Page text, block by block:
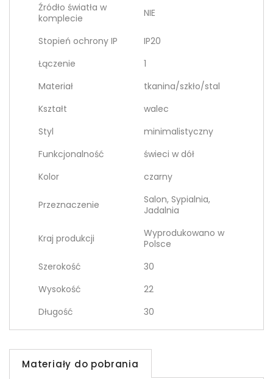
Źródło światła w
komplecie
NIE
Stopień ochrony IP
IP20
Łączenie
1
Materiał
tkanina/szkło/stal
Kształt
walec
Styl
minimalistyczny
Funkcjonalność
świeci w dół
Kolor
czarny
Przeznaczenie
Salon, Sypialnia,
Jadalnia
Kraj produkcji
Wyprodukowano w
Polsce
Szerokość
30
Wysokość
22
Długość
30
Materiały do pobrania